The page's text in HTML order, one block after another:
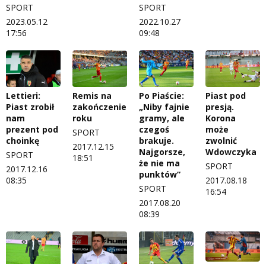
SPORT
2023.05.12
17:56
SPORT
2022.10.27
09:48
Lettieri:
Piast zrobił
nam
prezent pod
choinkę
SPORT
2017.12.16
08:35
Remis na
zakończenie
roku
SPORT
2017.12.15
18:51
Po Piaście:
„Niby fajnie
gramy, ale
czegoś
brakuje.
Najgorsze,
że nie ma
punktów”
SPORT
2017.08.20
08:39
Piast pod
presją.
Korona
może
zwolnić
Wdowczyka
SPORT
2017.08.18
16:54